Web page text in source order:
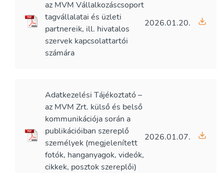
az MVM Vállalkozáscsoport
tagvállalatai és üzleti
partnereik, ill. hivatalos
szervek kapcsolattartói
számára
2026.01.20.
Adatkezelési Tájékoztató –
az MVM Zrt. külső és belső
kommunikációja során a
publikációiban szereplő
személyek (megjelenített
fotók, hanganyagok, videók,
cikkek, posztok szereplői)
2026.01.07.